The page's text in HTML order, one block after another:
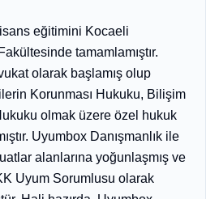
eğitimini Kocaeli
tamamlamıştır.
olarak başlamış olup
Korunması Hukuku, Bilişim
olmak üzere özel hukuk
Uyumbox Danışmanlık ile
alanlarına yoğunlaşmış ve
Uyum Sorumlusu olarak